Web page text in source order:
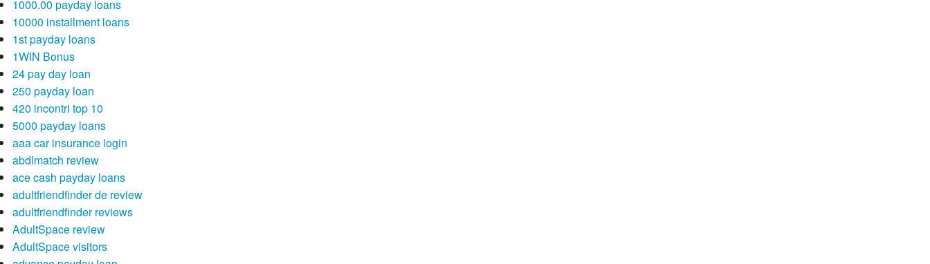
1000.00 payday loans
10000 installment loans
1st payday loans
1WIN Bonus
24 pay day loan
250 payday loan
420 incontri top 10
5000 payday loans
aaa car insurance login
abdlmatch review
ace cash payday loans
adultfriendfinder de review
adultfriendfinder reviews
AdultSpace review
AdultSpace visitors